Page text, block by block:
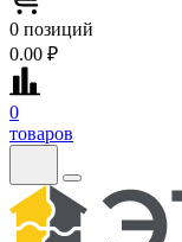
0 позиций
0.00 ₽
0
товаров